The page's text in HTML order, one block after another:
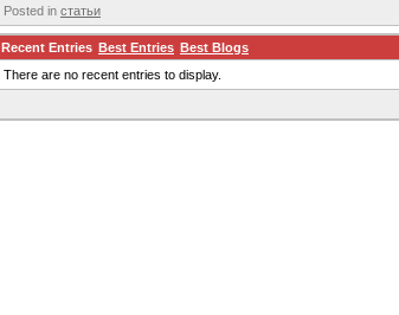
Posted in статьи
Recent Entries Best Entries Best Blogs
There are no recent entries to display.